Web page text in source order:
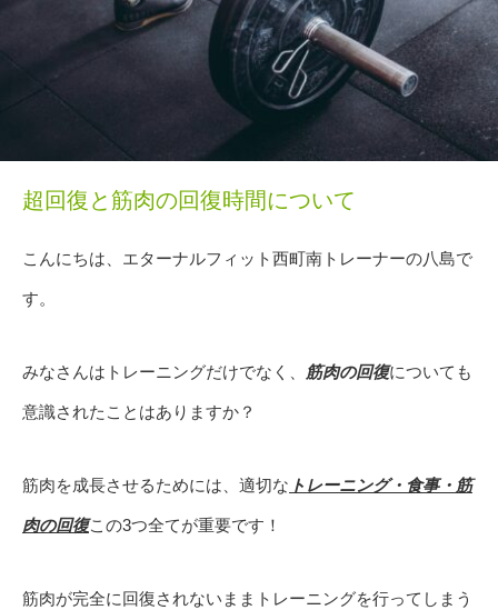
超回復と筋肉の回復時間について
こんにちは、エターナルフィット西町南トレーナーの八島で
す。
みなさんはトレーニングだけでなく、 筋肉の回復についても
意識されたことはありますか？
筋肉を成長させるためには、適切な トレーニング・食事・筋
肉の回復この3つ全てが重要です！
筋肉が完全に回復されないままトレーニングを行ってしまう